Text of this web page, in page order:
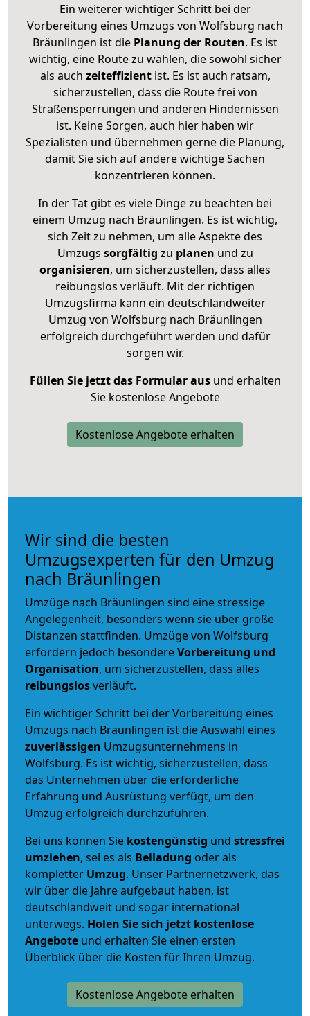
Ein weiterer wichtiger Schritt bei der
Vorbereitung eines Umzugs von Wolfsburg nach
Bräunlingen ist die Planung der Routen. Es ist
wichtig, eine Route zu wählen, die sowohl sicher
als auch zeiteffizientist. Es ist auch ratsam,
sicherzustellen, dass die Route frei von
Straßensperrungen und anderen Hindernissen
ist. Keine Sorgen, auch hier haben wir
Spezialisten und übernehmen gerne die Planung,
damit Sie sich auf andere wichtige Sachen
konzentrieren können.
In der Tat gibt es viele Dinge zu beachten bei
einem Umzug nach Bräunlingen. Es ist wichtig,
sich Zeit zu nehmen, um alle Aspekte des
Umzugs sorgfältig zu planen und zu
organisieren, um sicherzustellen, dass alles
reibungslos verläuft. Mit der richtigen
Umzugsfirma kann ein deutschlandweiter
Umzug von Wolfsburg nach Bräunlingen
erfolgreich durchgeführt werden und dafür
sorgen wir.
Füllen Sie jetzt das Formular ausund erhalten
Sie kostenlose Angebote
Kostenlose Angebote erhalten
Wir sind die besten
Umzugsexperten für den Umzug
nach Bräunlingen
Umzüge nach Bräunlingen sind eine stressige
Angelegenheit, besonders wenn sie über große
Distanzen stattfinden. Umzüge von Wolfsburg
erfordern jedoch besondereVorbereitung und
Organisation, um sicherzustellen, dass alles
reibungslosverläuft.
Ein wichtiger Schritt bei der Vorbereitung eines
Umzugs nach Bräunlingen ist die Auswahl eines
zuverlässigen Umzugsunternehmens in
Wolfsburg. Es ist wichtig, sicherzustellen, dass
das Unternehmen über die erforderliche
Erfahrung und Ausrüstung verfügt, um den
Umzug erfolgreich durchzuführen.
Bei uns können Sie kostengünstig und stressfrei
umziehen, sei es als Beiladung oder als
kompletter Umzug. Unser Partnernetzwerk, das
wir über die Jahre aufgebaut haben, ist
deutschlandweit und sogar international
unterwegs. Holen Sie sich jetzt kostenlose
Angebote und erhalten Sie einen ersten
Überblick über die Kosten für Ihren Umzug.
Kostenlose Angebote erhalten